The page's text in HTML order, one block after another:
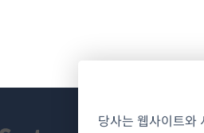
당사는 웹사이트와